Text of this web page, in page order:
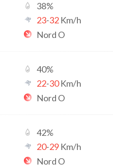
38%
23-32 Km/h
Nord O
40%
22-30Km/h
Nord O
42%
20-29 Km/h
Nord O